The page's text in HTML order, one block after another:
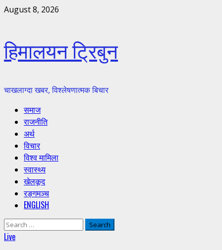
Skip
August 8, 2026
हिमालयन ट्रिबुन
चाखलाग्दा खबर, विश्लेषणात्मक बिचार
Primary
Menu
समाज
राजनीति
अर्थ
विचार
विश्व मामिला
स्वास्थ्य
खेलकूद
रङ्गमञ्च
ENGLISH
Search
for:
Live